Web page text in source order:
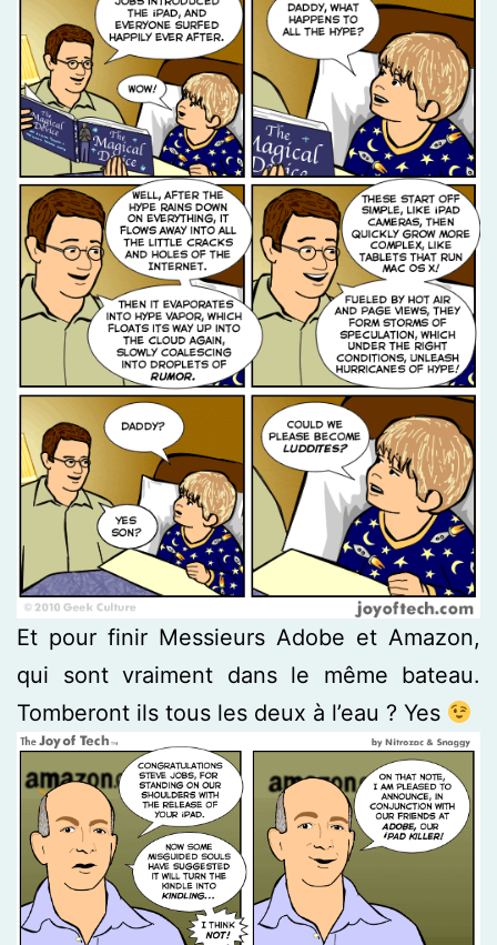
Et pour finir Messieurs Adobe et Amazon,
qui sont vraiment dans le même bateau.
Tomberont ils tous les deux à l’eau ? Yes